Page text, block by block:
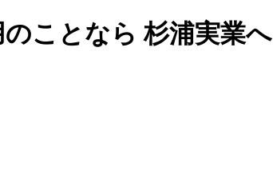
となら 杉浦実業へ